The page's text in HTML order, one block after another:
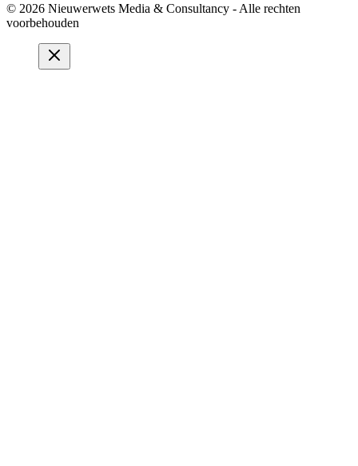
© 2026 Nieuwerwets Media & Consultancy - Alle rechten
voorbehouden